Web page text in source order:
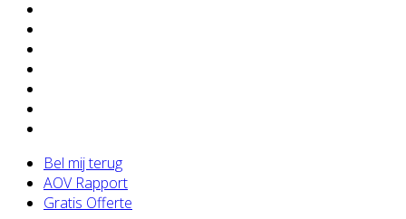
Bel mij terug
AOV Rapport
Gratis Offerte